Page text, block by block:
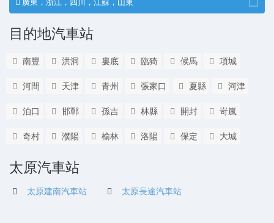
目的地汽車站
南豐 洪洞 婁底 臨猗 候馬 項城
河間 天津 青州 張家口 夏縣 河津
泊口 邯鄲 孫吉 林縣 開封 岢嵐
奇村 濮陽 榆林 洛陽 保定 大城
太原汽車站
太原建南汽車站 太原長途汽車站